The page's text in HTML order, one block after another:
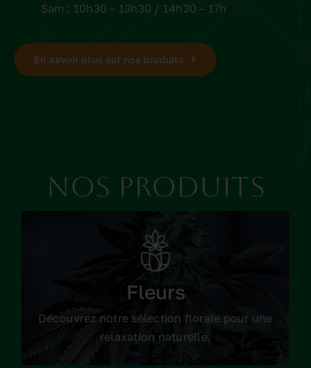
Sam : 10h30 – 13h30 / 14h30 – 17h
En savoir plus sur nos produits
Nos produits
Fleurs
Découvrez notre sélection florale pour une
relaxation naturelle.
Les fleurs
Consulter les produits